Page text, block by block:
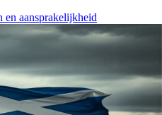
en aansprakelijkheid